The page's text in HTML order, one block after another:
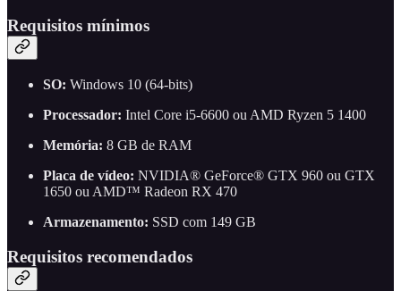
Requisitos mínimos
SO: Windows 10 (64-bits)
Processador: Intel Core i5-6600 ou AMD Ryzen 5 1400
Memória: 8 GB de RAM
Placa de vídeo: NVIDIA® GeForce® GTX 960 ou GTX
1650 ou AMD™ Radeon RX 470
Armazenamento: SSD com 149 GB
Requisitos recomendados